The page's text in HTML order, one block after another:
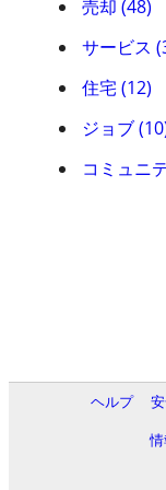
売却 (48)
サービス
住宅 (12)
ジョブ
コミュニ
ヘルプ